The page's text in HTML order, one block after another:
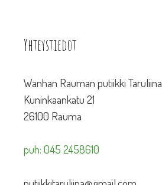
Yhteystiedot
Wanhan Rauman putiikki Taruliina
Kuninkaankatu 21
26100 Rauma
puh: 045 2458610